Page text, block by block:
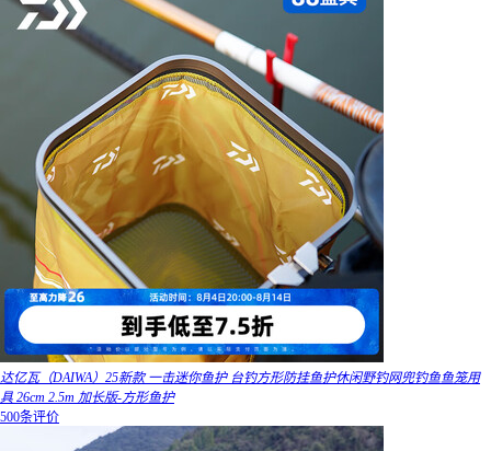
达亿瓦（DAIWA）25新款 一击迷你鱼护 台钓方形防挂鱼护休闲野钓网兜钓鱼鱼笼用
具 26cm 2.5m 加长版-方形鱼护
500条评价